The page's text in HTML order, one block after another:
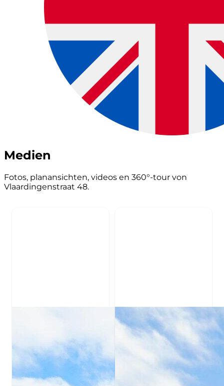
Medien
Fotos, planansichten, videos en 360°-tour von
Vlaardingenstraat 48.